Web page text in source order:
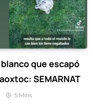
que escapó
SEMARNAT
5 Mins